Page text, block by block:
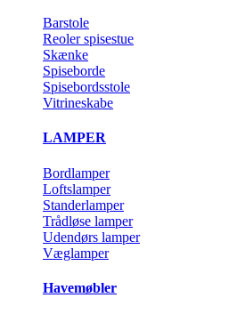
Barstole
Reoler spisestue
Skænke
Spiseborde
Spisebordsstole
Vitrineskabe
LAMPER
Bordlamper
Loftslamper
Standerlamper
Trådløse lamper
Udendørs lamper
Væglamper
Havemøbler